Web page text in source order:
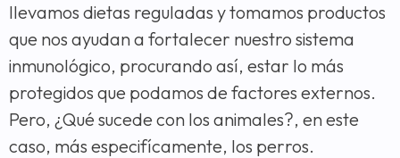
llevamos dietas reguladas y tomamos productos
que nos ayudan a fortalecer nuestro sistema
inmunológico, procurando así, estar lo más
protegidos que podamos de factores externos.
Pero, ¿Qué sucede con los animales?, en este
caso, más especifícamente, los perros.